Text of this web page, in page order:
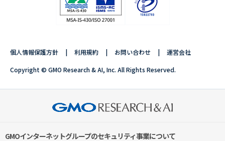
個人情報保護方針 利用規約 お問い合わせ 運営会社
Copyright © GMO Research & AI, Inc. All Rights Reserved.
GMOインターネットグループのセキュリティ事業について